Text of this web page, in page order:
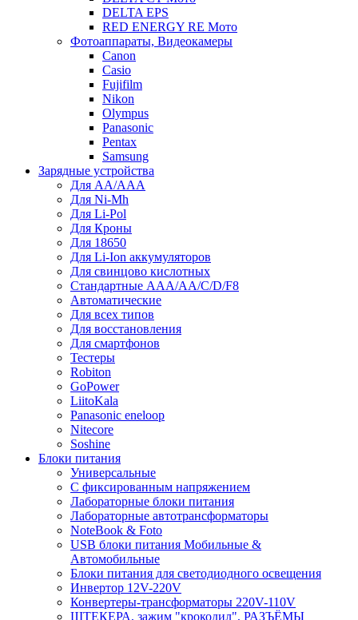
DELTA EPS
RED ENERGY RE Мото
Фотоаппараты, Видеокамеры
Canon
Casio
Fujifilm
Nikon
Olympus
Panasonic
Pentax
Samsung
Зарядные устройства
Для AA/AAA
Для Ni-Mh
Для Li-Pol
Для Кроны
Для 18650
Для Li-Ion аккумуляторов
Для свинцово кислотных
Стандартные ААА/АА/С/D/F8
Автоматические
Для всех типов
Для восстановления
Для смартфонов
Тестеры
Robiton
GoPower
LiitoKala
Panasonic eneloop
Nitecore
Soshine
Блоки питания
Универсальные
C фиксированным напряжением
Лабораторные блоки питания
Лабораторные автотрансформаторы
NoteBook & Foto
USB блоки питания Мобильные &
Автомобильные
Блоки питания для светодиодного освещения
Инвертор 12V-220V
Конвертеры-трансформаторы 220V-110V
ШТЕКЕРА, зажим "крокодил", РАЗЪЁМЫ